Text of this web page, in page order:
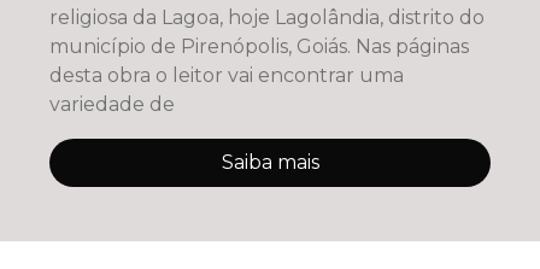
religiosa da Lagoa, hoje Lagolândia, distrito do
município de Pirenópolis, Goiás. Nas páginas
desta obra o leitor vai encontrar uma
variedade de
Saiba mais